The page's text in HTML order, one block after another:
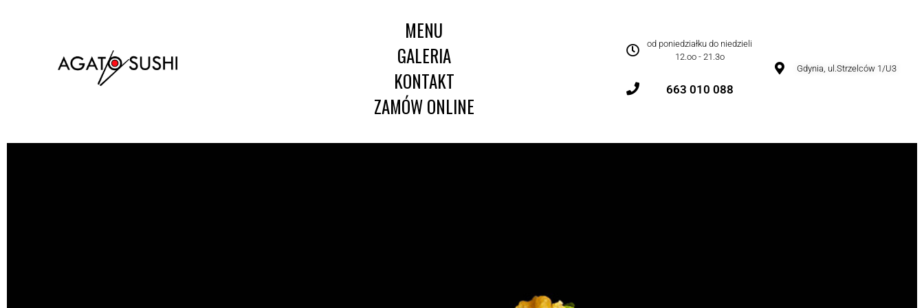
MENU
GALERIA
KONTAKT
ZAMÓW ONLINE
od poniedziałku do niedzieli
12.oo - 21.3o
663 010 088
Gdynia, ul.Strzelców 1/U3